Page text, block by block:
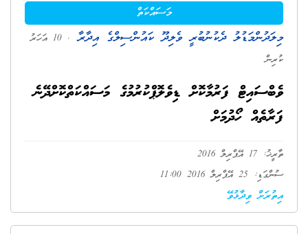
މަސައްކަތް
މިލަދުންމަޑުލު ދެކުނުބުރީ ވެލިދޫ ކައުންސިލްގެ އިދާރާ
. 10 އަހަރު
ކުރިން
ވެބްސައިޓް ފަރުމާކޮށް ޑިވެލޮޕްކުރުމުގެ މަސައްކަތްކޮށްދޭނެ
ފަރާތެއް ހޯދުމަށް
ތާރީޚު: 17 އޭޕްރިލް 2016
ސުންގަޑި: 25 އޭޕްރިލް 2016 11:00
އިތުރަށް ވިދާޅުވޭ